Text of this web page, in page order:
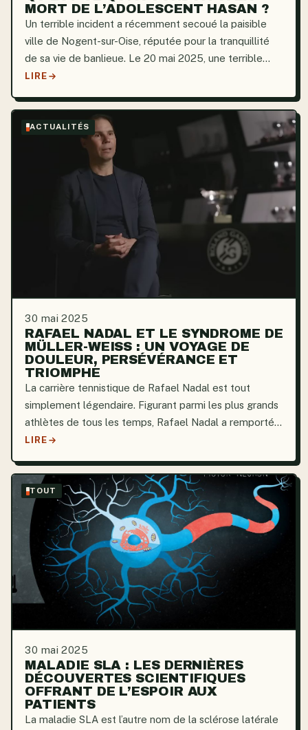
MORT DE L’ADOLESCENT HASAN ?
Un terrible incident a récemment secoué la paisible
ville de Nogent-sur-Oise, réputée pour la tranquillité
de sa vie de banlieue. Le 20 mai 2025, une terrible
attaque à la machette, perpétrée en plein jour, a
LIRE
ACTUALITÉS
30 mai 2025
RAFAEL NADAL ET LE SYNDROME DE
MÜLLER-WEISS : UN VOYAGE DE
DOULEUR, PERSÉVÉRANCE ET
TRIOMPHE
La carrière tennistique de Rafael Nadal est tout
simplement légendaire. Figurant parmi les plus grands
athlètes de tous les temps, Rafael Nadal a remporté
22 titres du Grand Chelem, dont un record de 14 titres
LIRE
TOUT
30 mai 2025
MALADIE SLA : LES DERNIÈRES
DÉCOUVERTES SCIENTIFIQUES
OFFRANT DE L’ESPOIR AUX
PATIENTS
La maladie SLA est l’autre nom de la sclérose latérale